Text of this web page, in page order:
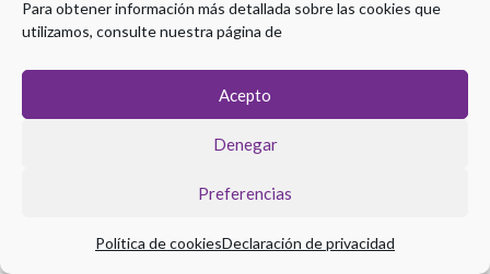
Para obtener información más detallada sobre las cookies que
utilizamos, consulte nuestra página de
Acepto
Denegar
Preferencias
Política de cookiesDeclaración de privacidad